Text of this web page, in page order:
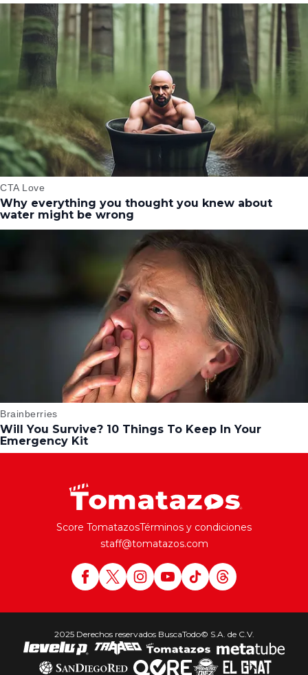
Score TomatazosTérminos y condiciones
staff@tomatazos.com
2025 Derechos reservados BuscaTodo© S.A. de C.V.